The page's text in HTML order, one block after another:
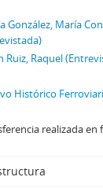
González, María
Ruiz, Raquel
Histórico
realizada en